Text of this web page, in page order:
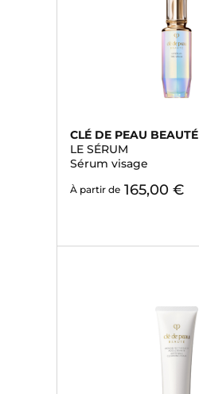
CLÉ DE PEAU BEAUTÉ
LE SÉRUM
Sérum visage
À partir de 165,00 €